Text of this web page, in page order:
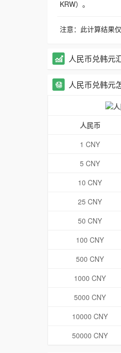
KRW）。
注意：此计算结果
人民币兑韩元
人民币兑韩元
人民币
1 CNY
5 CNY
10 CNY
25 CNY
50 CNY
100 CNY
500 CNY
1000 CNY
5000 CNY
10000 CNY
50000 CNY